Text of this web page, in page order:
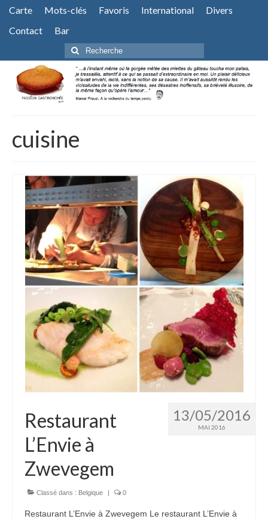
Carte Mots-clés Favoris International
Divers
Contact
Bar
Rechercher
:
cuisine
13/05/2016
MAI 2016
Restaurant
L’Envie à
Zwevegem
Classé dans : Belgique | 0
Restaurant L’Envie à Zwevegem Le restaurant L’Envie à